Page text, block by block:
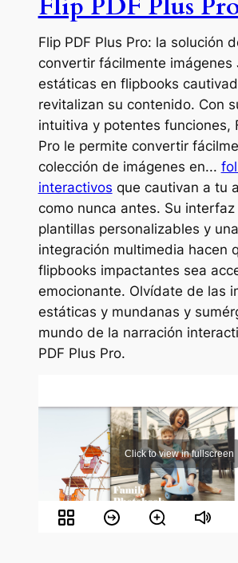
Flip PDF Plus Pro: la solución
convertir fácilmente imágenes
estáticas en flipbooks
revitalizan su contenido. Con
intuitiva y potentes funciones,
Pro le permite convertir
colección de imágenes en...
interactivos que cautivan a tu
como nunca antes. Su
plantillas personalizables y
integración multimedia hacen
flipbooks impactantes sea
emocionante. Olvídate de las
estáticas y mundanas y
mundo de la narración
PDF Plus Pro.